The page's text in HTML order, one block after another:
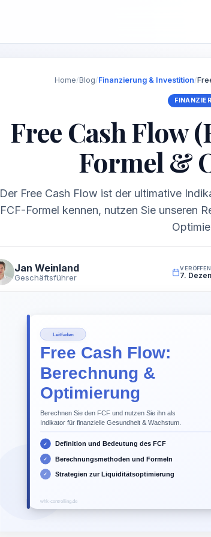
Home/Blog/Finanzierung & Investition/
Free Cash Flow
Formel &
Der Free Cash Flow ist der ultimative
FCF-Formel kennen, nutzen Sie unseren
Jan Weinland
Geschäftsführer 7.